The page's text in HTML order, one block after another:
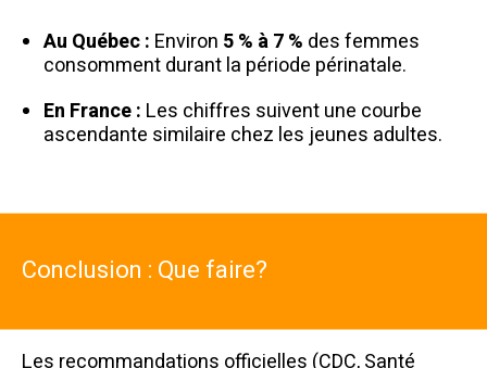
Au Québec : Environ 5 % à 7 % des femmes
consomment durant la période périnatale.
En France : Les chiffres suivent une courbe
ascendante similaire chez les jeunes adultes.
Conclusion : Que faire?